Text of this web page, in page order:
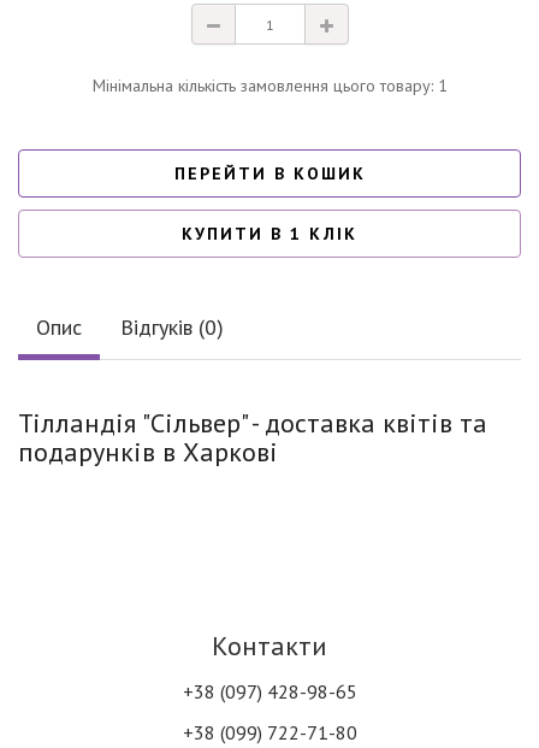
Мінімальна кількість замовлення цього товару: 1
ПЕРЕЙТИ В КОШИК
КУПИТИ В 1 КЛІК
Опис Відгуків (0)
Тілландія "Сільвер" - доставка квітів та
подарунків в Харкові
Контакти
+38 (097) 428-98-65
+38 (099) 722-71-80